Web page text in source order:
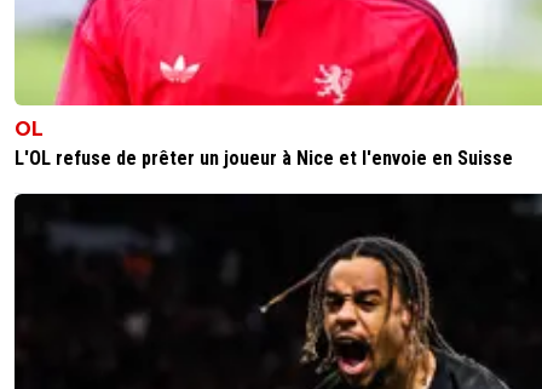
Répondre
DouglasAlafraise 03 octobre 2025 à 00:09 + 522
hello Greg ,oui ils ont souffert mais l'important
bonne semaine pour le foot francais (a part
ca chie dessus quand ils y sont ..) notamment
laisse croire ces sales merdes de l'etranger qui
traitent notre championnat plus bas que terre
sont RAVIS de venir se servir chez nous et
dans nos jeunes du centre de formation!
OL
L'OL refuse de prêter un joueur à Nice et l'envoie en Suisse